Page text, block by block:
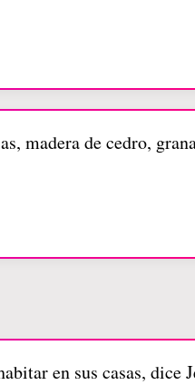
madera de cedro,
en sus casas, dice